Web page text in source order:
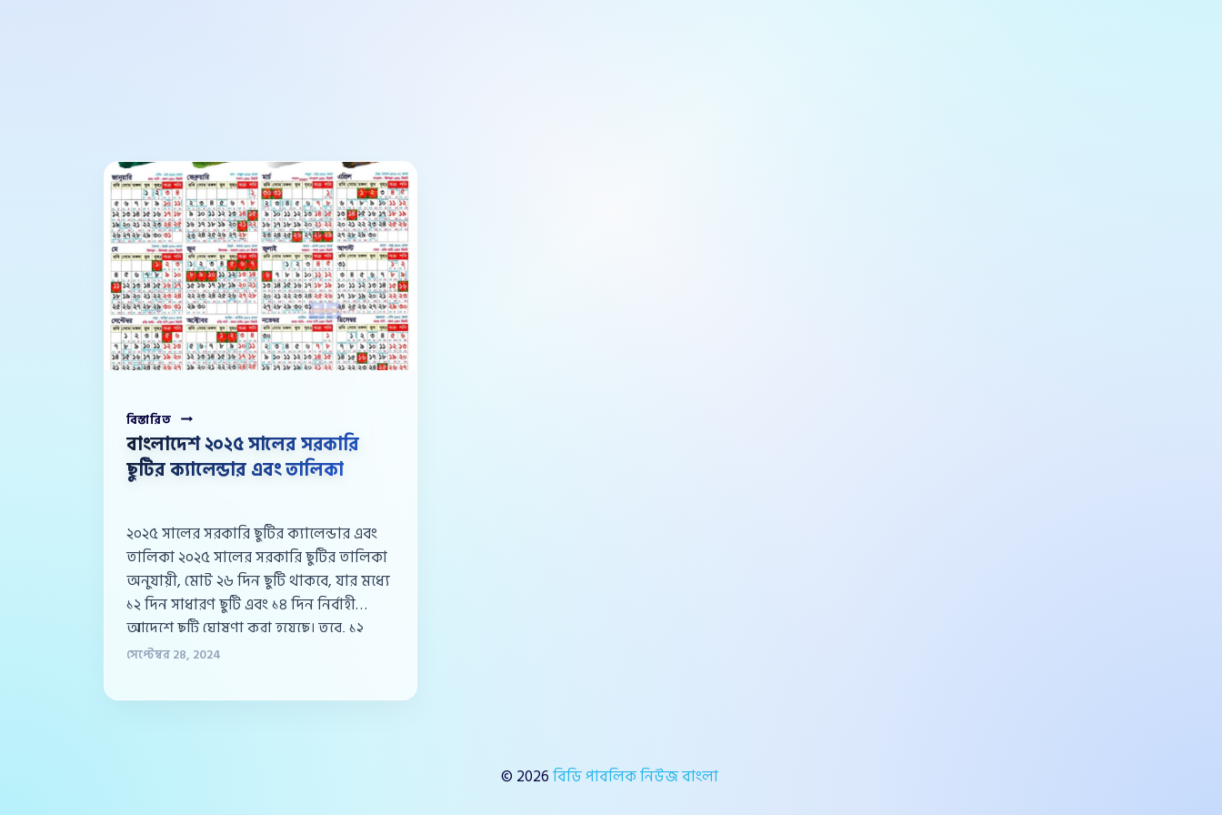
বাংলাদেশ ২০২৫ সালের সরকারি
ছুটির ক্যালেন্ডার এবং তালিকা
সেপ্টেম্বর 28, 2024
২০২৫ সালের সরকারি ছুটির ক্যালেন্ডার এবং
তালিকা ২০২৫ সালের সরকারি ছুটির তালিকা
অনুযায়ী, মোট ২৬ দিন ছুটি থাকবে, যার মধ্যে
১২ দিন সাধারণ ছুটি এবং ১৪ দিন নির্বাহী
আদেশে ছুটি ঘোষণা করা হয়েছে। তবে, ১২
দিনের সাধারণ ছুটির মধ্যে ৫ দিন এবং ১৪
সাপ্তাহিক ছুটির সঙ্গে মিলে গেছে।…
বিস্তারিত বাংলাদেশ
২০২৫
সালের
সরকারি
এবং
তালিকা
© 2026বিডি পাবলিক নিউজ বাংলা